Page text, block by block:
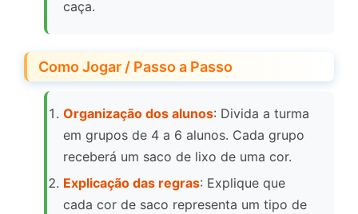
caça.
Como Jogar / Passo a Passo
Organização dos alunos: Divida a turma
em grupos de 4 a 6 alunos. Cada grupo
receberá um saco de lixo de uma cor.
Explicação das regras: Explique que
cada cor de saco representa um tipo de